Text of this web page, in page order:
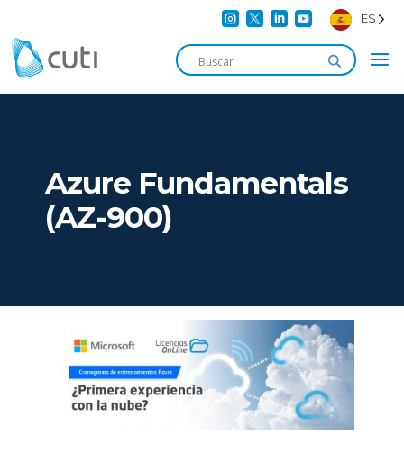
    ES
Azure Fundamentals
(AZ-900)